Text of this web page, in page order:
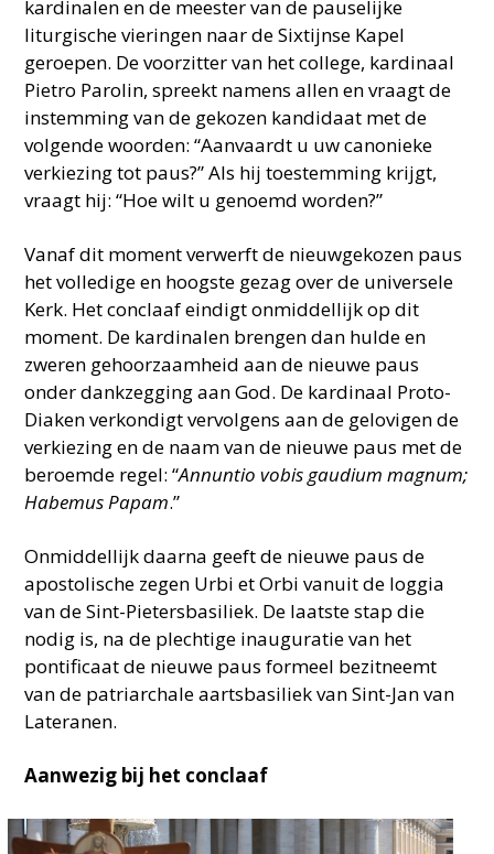
kardinalen en de meester van de pauselijke
liturgische vieringen naar de Sixtijnse Kapel
geroepen. De voorzitter van het college, kardinaal
Pietro Parolin, spreekt namens allen en vraagt de
instemming van de gekozen kandidaat met de
volgende woorden: “Aanvaardt u uw canonieke
verkiezing tot paus?” Als hij toestemming krijgt,
vraagt hij: “Hoe wilt u genoemd worden?”
Vanaf dit moment verwerft de nieuwgekozen paus
het volledige en hoogste gezag over de universele
Kerk. Het conclaaf eindigt onmiddellijk op dit
moment. De kardinalen brengen dan hulde en
zweren gehoorzaamheid aan de nieuwe paus
onder dankzegging aan God. De kardinaal Proto-
Diaken verkondigt vervolgens aan de gelovigen de
verkiezing en de naam van de nieuwe paus met de
beroemde regel: “Annuntio vobis gaudium magnum;
Habemus Papam.”
Onmiddellijk daarna geeft de nieuwe paus de
apostolische zegen Urbi et Orbi vanuit de loggia
van de Sint-Pietersbasiliek. De laatste stap die
nodig is, na de plechtige inauguratie van het
pontificaat de nieuwe paus formeel bezitneemt
van de patriarchale aartsbasiliek van Sint-Jan van
Lateranen.
Aanwezig bij het conclaaf